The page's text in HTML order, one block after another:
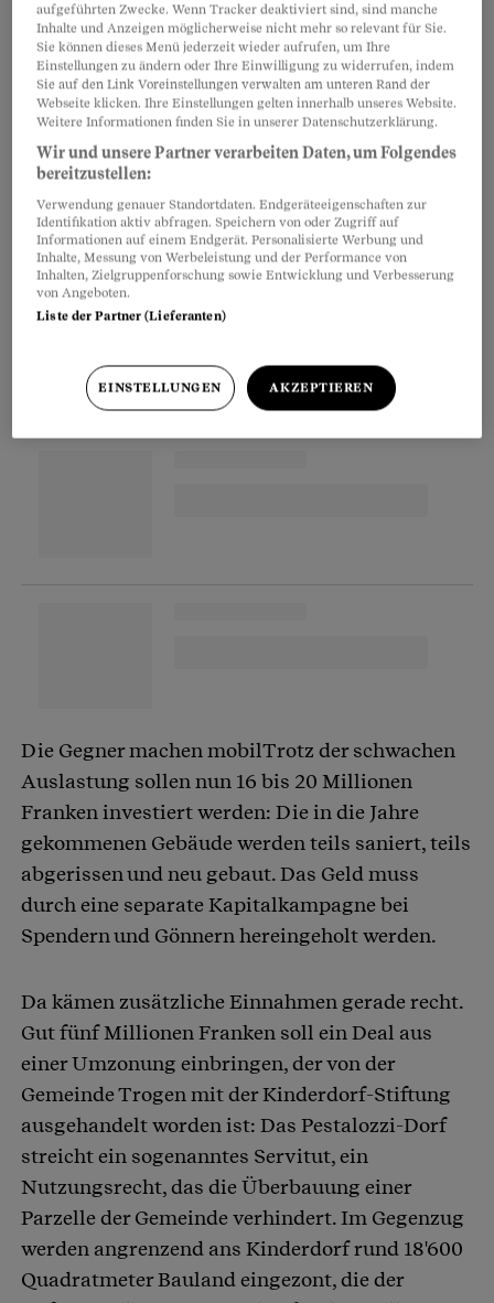
hilfsbedürftigen Kinder. Und für die
Wohngruppen weist der Jahresbericht 2006
total 8'655 Betreuungstage aus: Geteilt durch 52
Wochen, ergibt das eine durchschnittliche
Belegung von 23. Dividiert man auch die Zahl
von 2000 Kindern in den
Austauschprogrammen durch 52, kommt man
auf 38 pro Woche. Fazit: Die durchschnittliche
Belegung des eigentlichen Kinderdorfs liegt
insgesamt bei 61 - die Hälfte der von Mader
propagierten Zahl.
Partnerinhalte
Die Gegner machen mobilTrotz der schwachen
Auslastung sollen nun 16 bis 20 Millionen
Franken investiert werden: Die in die Jahre
gekommenen Gebäude werden teils saniert, teils
abgerissen und neu gebaut. Das Geld muss
durch eine separate Kapitalkampagne bei
Spendern und Gönnern hereingeholt werden.
Da kämen zusätzliche Einnahmen gerade recht.
Gut fünf Millionen Franken soll ein Deal aus
einer Umzonung einbringen, der von der
Gemeinde Trogen mit der Kinderdorf-Stiftung
ausgehandelt worden ist: Das Pestalozzi-Dorf
streicht ein sogenanntes Servitut, ein
Nutzungsrecht, das die Überbauung einer
Parzelle der Gemeinde verhindert. Im Gegenzug
werden angrenzend ans Kinderdorf rund 18'600
Quadratmeter Bauland eingezont, die der
aufgeführten Zwecke. Wenn Tracker deaktiviert sind, sind manche
Inhalte und Anzeigen möglicherweise nicht mehr so relevant für Sie.
Sie können dieses Menü jederzeit wieder aufrufen, um Ihre
Einstellungen zu ändern oder Ihre Einwilligung zu widerrufen, indem
Sie auf den Link Voreinstellungen verwalten am unteren Rand der
Webseite klicken. Ihre Einstellungen gelten innerhalb unseres Website.
Weitere Informationen finden Sie in unserer Datenschutzerklärung.
Wir und unsere Partner verarbeiten Daten, um Folgendes
bereitzustellen:
Verwendung genauer Standortdaten. Endgeräteeigenschaften zur
Identifikation aktiv abfragen. Speichern von oder Zugriff auf
Informationen auf einem Endgerät. Personalisierte Werbung und
Inhalte, Messung von Werbeleistung und der Performance von
Inhalten, Zielgruppenforschung sowie Entwicklung und Verbesserung
von Angeboten.
Liste der Partner (Lieferanten)
EINSTELLUNGEN AKZEPTIEREN